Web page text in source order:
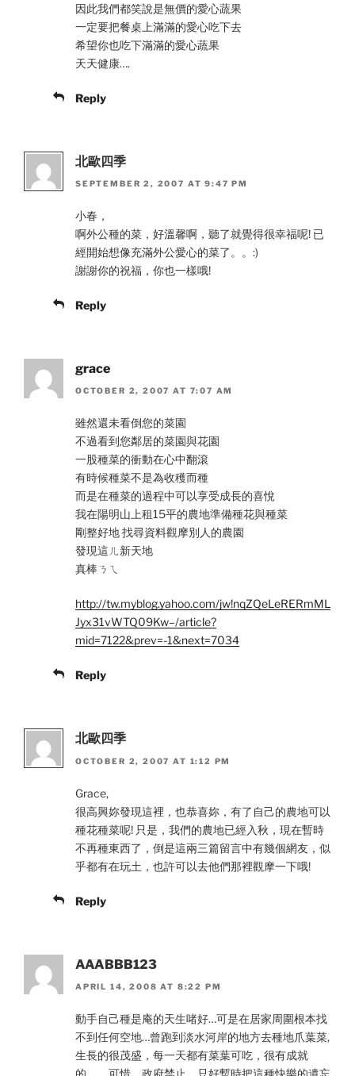
因此我們都笑說是無價的愛心蔬果
一定要把餐桌上滿滿的愛心吃下去
希望你也吃下滿滿的愛心蔬果
天天健康….
Reply
北歐四季
SEPTEMBER 2, 2007 AT 9:47 PM
小春，
啊外公種的菜，好溫馨啊，聽了就覺得很幸福呢! 已
經開始想像充滿外公愛心的菜了。。:)
謝謝你的祝福，你也一樣哦!
Reply
grace
OCTOBER 2, 2007 AT 7:07 AM
雖然還未看倒您的菜園
不過看到您鄰居的菜園與花園
一股種菜的衝動在心中翻滾
有時候種菜不是為收穫而種
而是在種菜的過程中可以享受成長的喜悅
我在陽明山上租15平的農地準備種花與種菜
剛整好地 找尋資料觀摩別人的農園
發現這ㄦ新天地
真棒ㄋㄟ
http://tw.myblog.yahoo.com/jw!nqZQeLeRERmML
Jyx31vWTQ09Kw–/article?
mid=7122&prev=-1&next=7034
Reply
北歐四季
OCTOBER 2, 2007 AT 1:12 PM
Grace,
很高興妳發現這裡，也恭喜妳，有了自己的農地可以
種花種菜呢! 只是，我們的農地已經入秋，現在暫時
不再種東西了，倒是這兩三篇留言中有幾個網友，似
乎都有在玩土，也許可以去他們那裡觀摩一下哦!
Reply
AAABBB123
APRIL 14, 2008 AT 8:22 PM
動手自己種是庵的天生啫好…可是在居家周圍根本找
不到任何空地…曾跑到淡水河岸的地方去種地爪葉菜,
生長的很茂盛，每一天都有菜葉可吃，很有成就